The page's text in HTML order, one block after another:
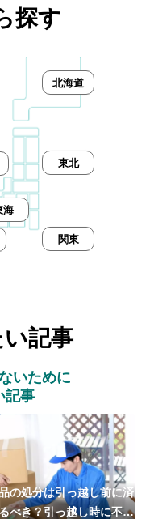
探す
北海道
東北
海
関東
記事
いために
記事
の処分は引っ越し前に済
べき？引っ越し時に不用